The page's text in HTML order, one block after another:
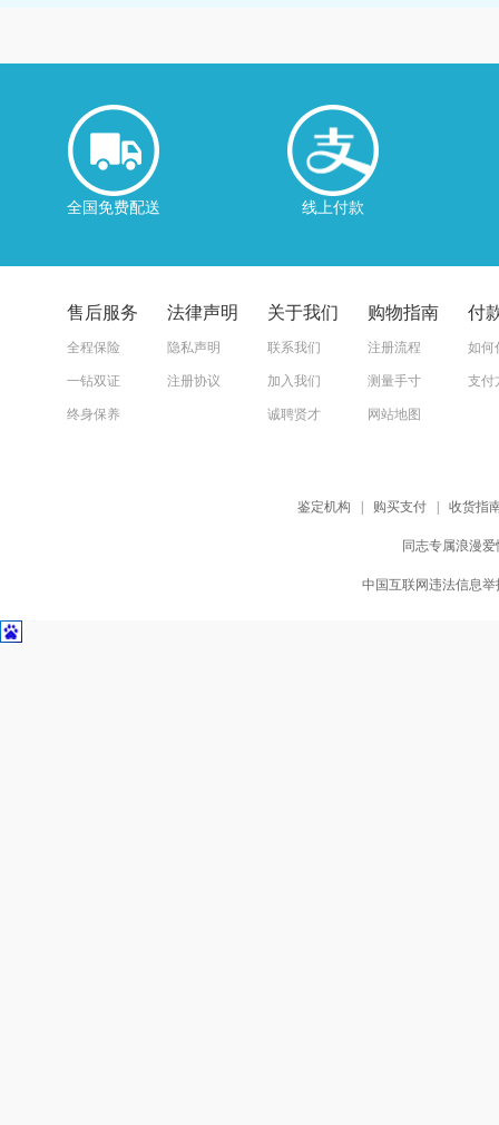
全国免费配送 线上付款
售后服务
全程保险
一钻双证
终身保养
法律声明
隐私声明
注册协议
关于我们
联系我们
加入我们
诚聘贤才
购物指南
注册流程
测量手寸
网站地图
付
如何
支付
鉴定机构 购买支付 收货指
同志专属浪漫
中国互联网违法信息